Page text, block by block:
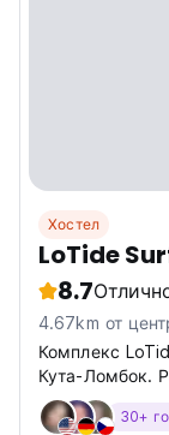
Хостел
LoTide
8.7
4.67km от
Комплекс
Кута-Ломбок.
составляет
км от отеля.
30+